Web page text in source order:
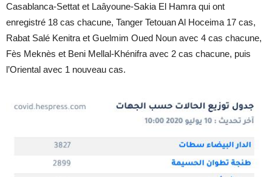
Casablanca-Settat et Laâyoune-Sakia El Hamra qui ont
enregistré 18 cas chacune, Tanger Tetouan Al Hoceima 17 cas,
Rabat Salé Kenitra et Guelmim Oued Noun avec 4 cas chacune,
Fès Meknès et Beni Mellal-Khénifra avec 2 cas chacune, puis
l’Oriental avec 1 nouveau cas.